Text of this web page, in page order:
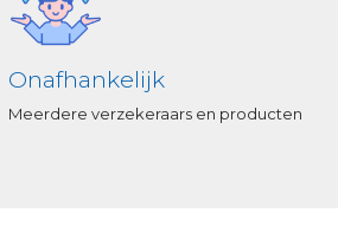
Onafhankelijk
Meerdere verzekeraars en producten